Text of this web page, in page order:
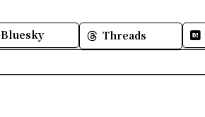
Bluesky Threads